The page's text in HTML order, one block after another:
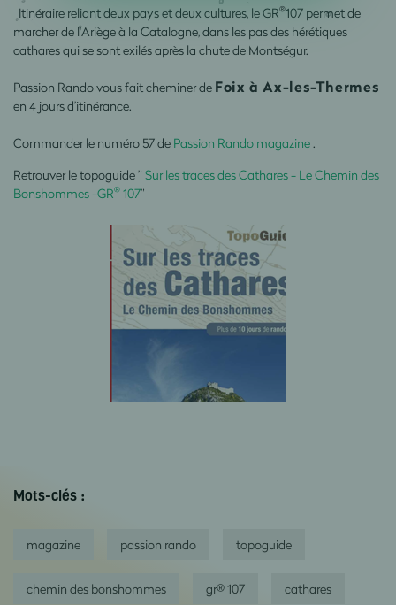
Itinéraire reliant deux pays et deux cultures, le GR®107 permet de
marcher de l'Ariège à la Catalogne, dans les pas des hérétiques
cathares qui se sont exilés après la chute de Montségur.
Passion Rando vous fait cheminer de Foix à Ax-les-Thermes
en 4 jours d’itinérance.
Commander le numéro 57 de Passion Rando magazine.
Retrouver le topoguide ” Sur les traces des Cathares - Le Chemin des
Bonshommes -GR® 107”
Mots-clés :
magazine passion rando topoguide
chemin des bonshommes gr® 107 cathares